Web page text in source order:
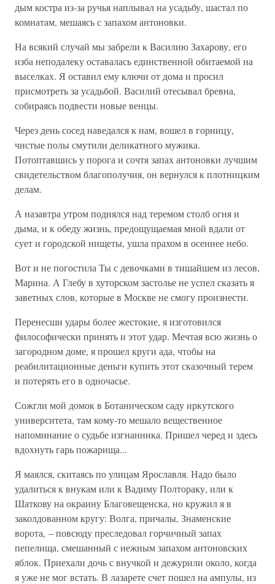
дым костра из-за ручья наплывал на усадьбу, шастал по
комнатам, мешаясь с запахом антоновки.
На всякий случай мы забрели к Василию Захарову, его
изба неподалеку оставалась единственной обитаемой на
выселках. Я оставил ему ключи от дома и просил
присмотреть за усадьбой. Василий отесывал бревна,
собираясь подвести новые венцы.
Через день сосед наведался к нам, вошел в горницу,
чистые полы смутили деликатного мужика.
Потоптавшись у порога и сочтя запах антоновки лучшим
свидетельством благополучия, он вернулся к плотницким
делам.
А назавтра утром поднялся над теремом столб огня и
дыма, и к обеду жизнь, предощущаемая мной вдали от
сует и городской нищеты, ушла прахом в осеннее небо.
Вот и не погостила Ты с девочками в тишайшем из лесов,
Марина. А Глебу в хуторском застолье не успел сказать я
заветных слов, которые в Москве не смогу произнести.
Перенесши удары более жестокие, я изготовился
философически принять и этот удар. Мечтая всю жизнь о
загородном доме, я прошел круги ада, чтобы на
реабилитационные деньги купить этот сказочный терем
и потерять его в одночасье.
Сожгли мой домок в Ботаническом саду иркутского
университета, там кому-то мешало вещественное
напоминание о судьбе изгнанника. Пришел черед и здесь
вдохнуть гарь пожарища...
Я маялся, скитаясь по улицам Ярославля. Надо было
удалиться к внукам или к Вадиму Полтораку, или к
Шаткову на окраину Благовещенска, но кружил я в
заколдованном кругу: Волга, причалы, Знаменские
ворота, – повсюду преследовал горчичный запах
пепелища, смешанный с нежным запахом антоновских
яблок. Приехали дочь с внучкой и дежурили около, когда
я уже не мог встать. В лазарете счет пошел на ампулы, из